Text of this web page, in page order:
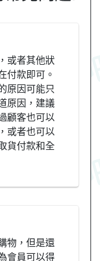
或者其他狀
付款即可。
原因可能只
原因，建議
顧客也可以
或者也可以
貨付款和全
物，但是還
會員可以得